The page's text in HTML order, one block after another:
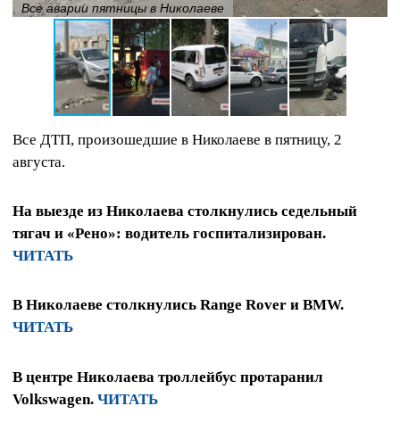
Все аварии пятницы в Николаеве
Все ДТП, произошедшие в Николаеве в пятницу, 2
августа.
На выезде из Николаева столкнулись седельный
тягач и «Рено»: водитель госпитализирован.
ЧИТАТЬ
В Николаеве столкнулись Range Rover и BMW.
ЧИТАТЬ
В центре Николаева троллейбус протаранил
Volkswagen. ЧИТАТЬ